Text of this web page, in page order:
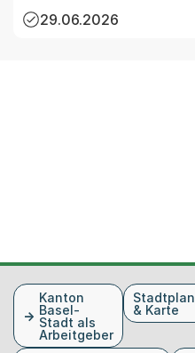
29.06.2026
FusszeileKanton
Basel-
Stadt als
Arbeitgeber
Stadtplan
& Karte